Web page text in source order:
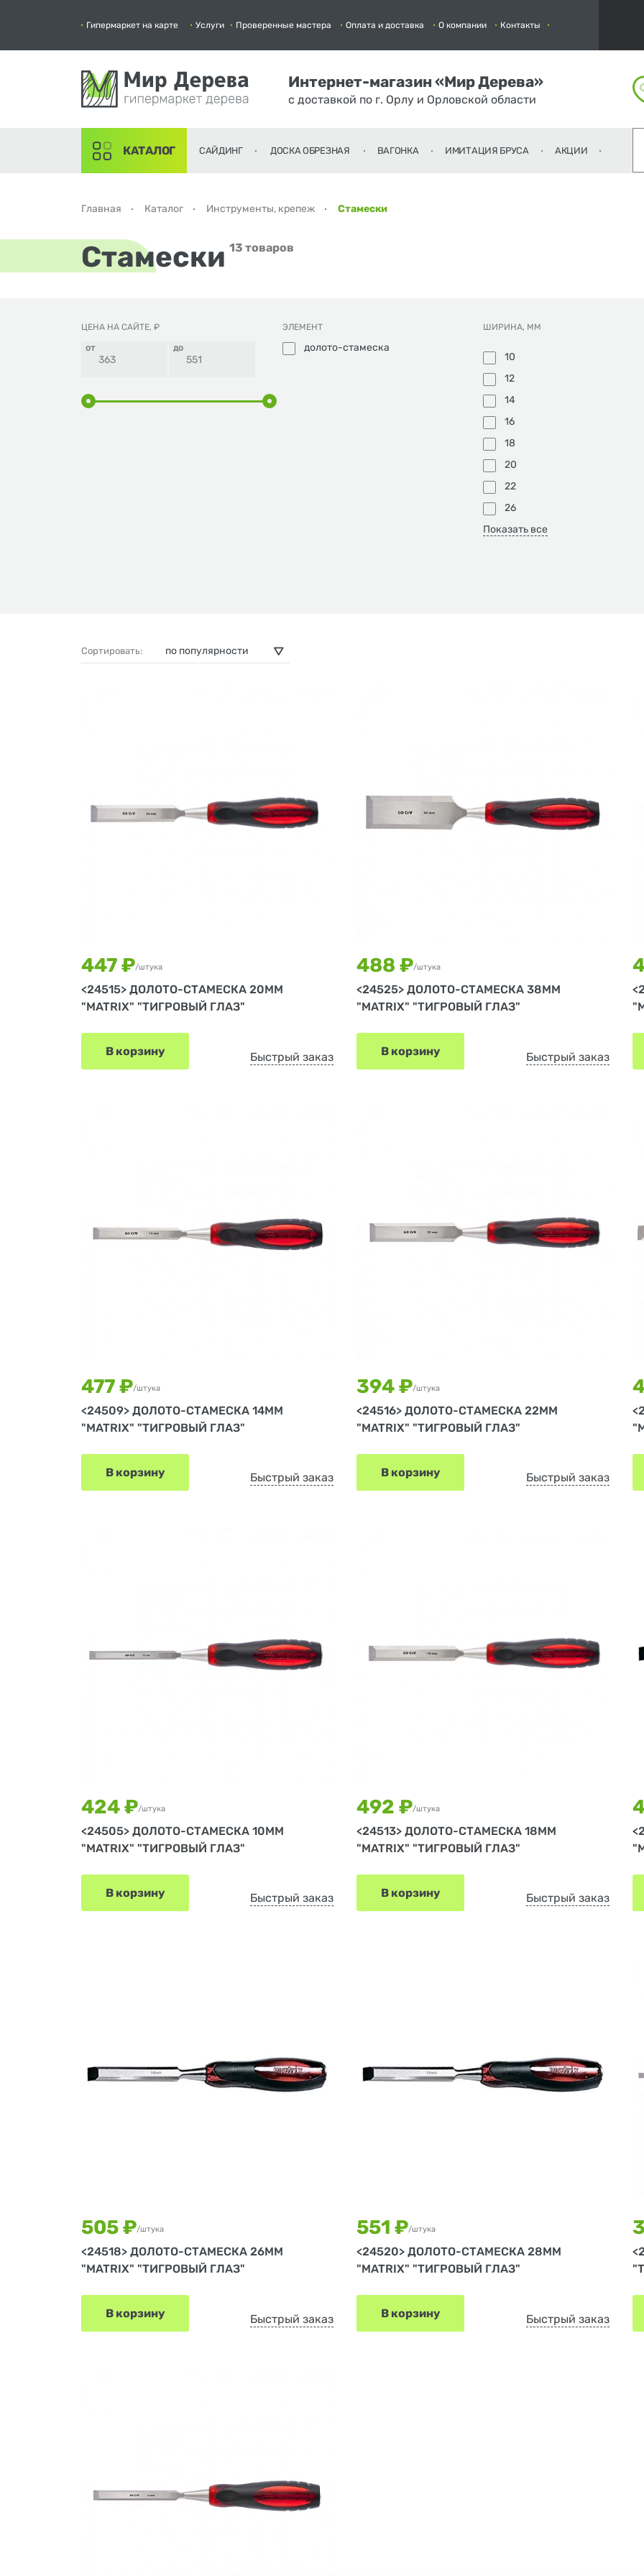
Гипермаркет на карте Услуги Проверенные мастера Оплата и доставка О компании Контакты
Интернет-магазин «Мир Дерева»
с доставкой по г. Орлу и Орловской области
КАТАЛОГ САЙДИНГ ДОСКА ОБРЕЗНАЯ ВАГОНКА ИМИТАЦИЯ БРУСА АКЦИИ
Главная Каталог Инструменты, крепеж Стамески
Стамески 13 товаров
ЦЕНА НА САЙТЕ, ₽
от до
ЭЛЕМЕНТ
долото-стамеска
ШИРИНА, ММ
10
12
14
16
18
20
22
26
Показать все
Сортировать:
447 ₽/штука
<24515> ДОЛОТО-СТАМЕСКА 20ММ
"MATRIX" "ТИГРОВЫЙ ГЛАЗ"
В корзину Быстрый заказ
488 ₽/штука
<24525> ДОЛОТО-СТАМЕСКА 38ММ
"MATRIX" "ТИГРОВЫЙ ГЛАЗ"
В корзину Быстрый заказ
477 ₽/штука
<24509> ДОЛОТО-СТАМЕСКА 14ММ
"MATRIX" "ТИГРОВЫЙ ГЛАЗ"
В корзину Быстрый заказ
394 ₽/штука
<24516> ДОЛОТО-СТАМЕСКА 22ММ
"MATRIX" "ТИГРОВЫЙ ГЛАЗ"
В корзину Быстрый заказ
424 ₽/штука
<24505> ДОЛОТО-СТАМЕСКА 10ММ
"MATRIX" "ТИГРОВЫЙ ГЛАЗ"
В корзину Быстрый заказ
492 ₽/штука
<24513> ДОЛОТО-СТАМЕСКА 18ММ
"MATRIX" "ТИГРОВЫЙ ГЛАЗ"
В корзину Быстрый заказ
505 ₽/штука
<24518> ДОЛОТО-СТАМЕСКА 26ММ
"MATRIX" "ТИГРОВЫЙ ГЛАЗ"
В корзину Быстрый заказ
551 ₽/штука
<24520> ДОЛОТО-СТАМЕСКА 28ММ
"MATRIX" "ТИГРОВЫЙ ГЛАЗ"
В корзину Быстрый заказ